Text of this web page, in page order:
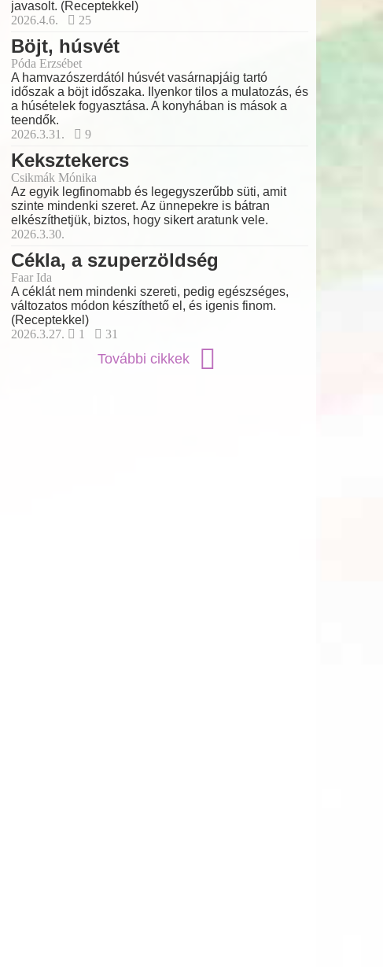
javasolt. (Receptekkel)
2026.4.6.
25
Böjt, húsvét
Póda Erzsébet
A hamvazószerdától húsvét vasárnapjáig tartó
időszak a böjt időszaka. Ilyenkor tilos a mulatozás, és
a húsételek fogyasztása. A konyhában is mások a
teendők.
2026.3.31.
9
Keksztekercs
Csikmák Mónika
Az egyik legfinomabb és legegyszerűbb süti, amit
szinte mindenki szeret. Az ünnepekre is bátran
elkészíthetjük, biztos, hogy sikert aratunk vele.
2026.3.30.
Cékla, a szuperzöldség
Faar Ida
A céklát nem mindenki szereti, pedig egészséges,
változatos módon készíthető el, és igenis finom.
(Receptekkel)
2026.3.27.
1 31
További cikkek